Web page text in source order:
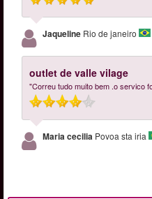
Jaqueline Rio de janeiro
outlet de valle vilage
"Correu tudo muito bem .o servico
Maria cecilia Povoa sta iria